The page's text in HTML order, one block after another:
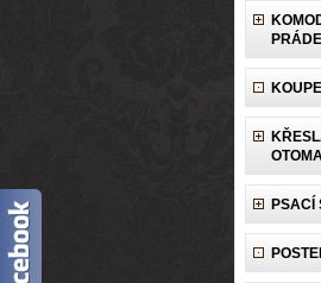
PSACÍ